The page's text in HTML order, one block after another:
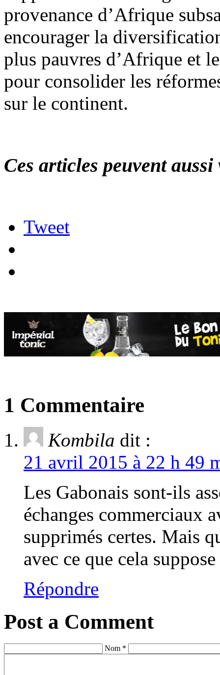
provenance d’Afrique
encourager la
plus pauvres d’Afrique et
pour consolider les
sur le continent.
Ces articles peuvent
Tweet
1 Commentaire
Kombila dit :
21 avril 2015 à 22 h 49
Les Gabonais sont-ils
échanges commerciaux
supprimés certes. Mais
avec ce que cela
Répondre
Post a Comment
Nom *